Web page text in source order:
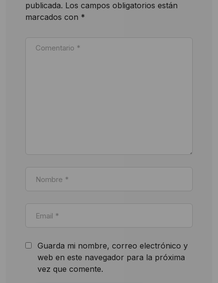
publicada. Los campos obligatorios están
marcados con *
Guarda mi nombre, correo electrónico y
web en este navegador para la próxima
vez que comente.